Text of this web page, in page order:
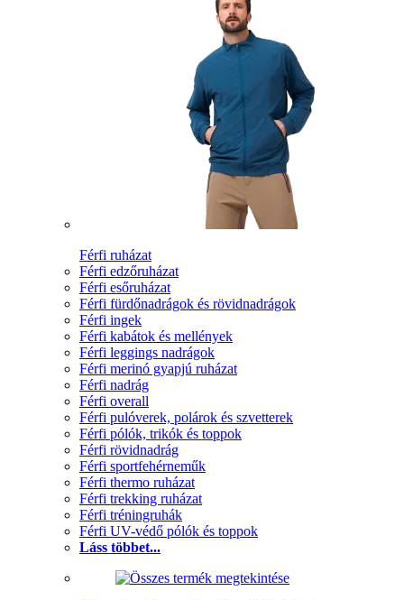
Férfi ruházat
Férfi edzőruházat
Férfi esőruházat
Férfi fürdőnadrágok és rövidnadrágok
Férfi ingek
Férfi kabátok és mellények
Férfi leggings nadrágok
Férfi merinó gyapjú ruházat
Férfi nadrág
Férfi overall
Férfi pulóverek, polárok és szvetterek
Férfi pólók, trikók és toppok
Férfi rövidnadrág
Férfi sportfehérneműk
Férfi thermo ruházat
Férfi trekking ruházat
Férfi tréningruhák
Férfi UV-védő pólók és toppok
Láss többet...